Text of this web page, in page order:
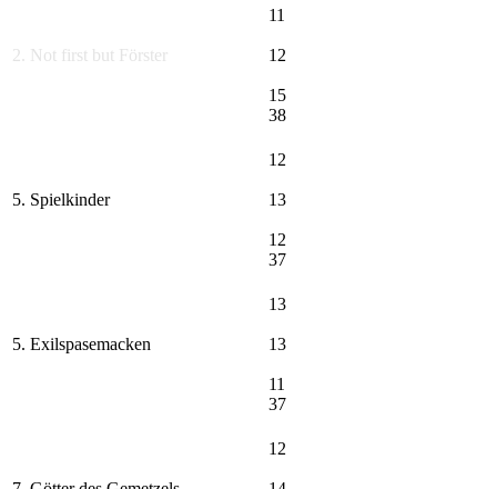
2. Not first but Förster
11
12
15
38
5. Spielkinder
12
13
12
37
5. Exilspasemacken
13
13
11
37
12